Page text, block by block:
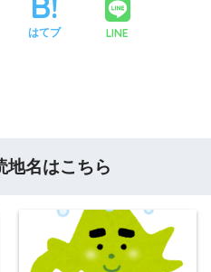
はてブ LINE
地名はこちら